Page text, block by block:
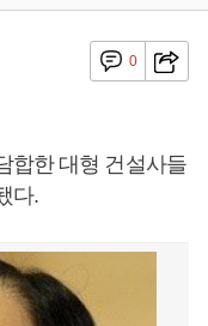
0
합한 대형 건설사들
다.